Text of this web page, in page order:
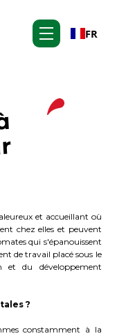
FR
et accueillant où
chez elles et peuvent
qui s'épanouissent
de travail placé sous le
et du développement
?
constamment à la